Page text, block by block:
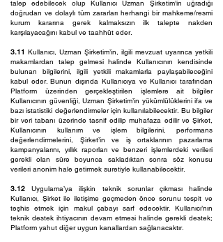
talep edebilecek olup Kullanıcı Uzman Şirketim’in uğradığı
doğrudan ve dolaylı tüm zararları herhangi bir mahkeme/resmi
kurum kararına gerek kalmaksızın ilk talepte nakden
karşılayacağını kabul ve taahhüt eder.
3.11 Kullanıcı, Uzman Şirketim’in, ilgili mevzuat uyarınca yetkili
makamlardan talep gelmesi halinde Kullanıcının kendisinde
bulunan bilgilerini, ilgili yetkili makamlarla paylaşabileceğini
kabul eder. Bunun dışında Kullanıcıya ve Kullanıcı tarafından
Platform üzerinden gerçekleştirilen işlemlere ait bilgiler
Kullanıcının güvenliği, Uzman Şirketim’in yükümlülüklerini ifa ve
bazı istatistiki değerlendirmeler için kullanılabilecektir. Bu bilgiler
bir veri tabanı üzerinde tasnif edilip muhafaza edilir ve Şirket,
Kullanıcının kullanım ve işlem bilgilerini, performans
değerlendirmelerini, Şirket’in ve iş ortaklarının pazarlama
kampanyalarını, yıllık raporları ve benzeri işlemlerdeki verileri
gerekli olan süre boyunca sakladıktan sonra söz konusu
verileri anonim hale getirmek suretiyle kullanabilecektir.
3.12Uygulama’ya ilişkin teknik sorunlar çıkması halinde
Kullanıcı, Şirket ile iletişime geçmeden önce sorunu tespit ve
teşhis etmek için makul çabayı sarf edecektir. Kullanıcı’nın
teknik destek ihtiyacının devam etmesi halinde gerekli destek;
Platform yahut diğer uygun kanallardan sağlanacaktır.